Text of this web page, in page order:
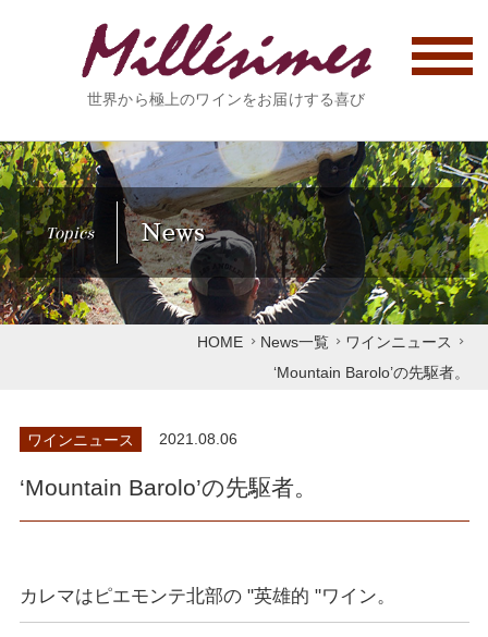
世界から極上のワインをお届けする喜び
Topics News
HOME News一覧
ワインニュース
‘Mountain Barolo’の先駆者。
ワインニュース 2021.08.06
‘Mountain Barolo’の先駆者。
カレマはピエモンテ北部の "英雄的 "ワイン。